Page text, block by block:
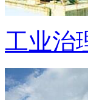
工业治